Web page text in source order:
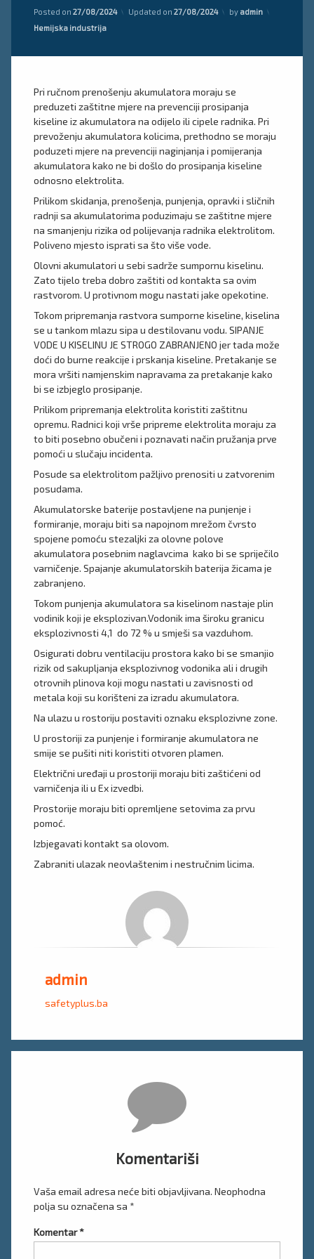
Posted on 27/08/2024 Updated on 27/08/2024 by admin
Kategorije:
Hemijska industrija
Pri ručnom prenošenju akumulatora moraju se
preduzeti zaštitne mjere na prevenciji prosipanja
kiseline iz akumulatora na odijelo ili cipele radnika. Pri
prevoženju akumulatora kolicima, prethodno se moraju
poduzeti mjere na prevenciji naginjanja i pomijeranja
akumulatora kako ne bi došlo do prosipanja kiseline
odnosno elektrolita.
Prilikom skidanja, prenošenja, punjenja, opravki i sličnih
radnji sa akumulatorima poduzimaju se zaštitne mjere
na smanjenju rizika od polijevanja radnika elektrolitom.
Poliveno mjesto isprati sa što više vode.
Olovni akumulatori u sebi sadrže sumpornu kiselinu.
Zato tijelo treba dobro zaštiti od kontakta sa ovim
rastvorom. U protivnom mogu nastati jake opekotine.
Tokom pripremanja rastvora sumporne kiseline, kiselina
se u tankom mlazu sipa u destilovanu vodu. SIPANJE
VODE U KISELINU JE STROGO ZABRANJENO jer tada može
doći do burne reakcije i prskanja kiseline. Pretakanje se
mora vršiti namjenskim napravama za pretakanje kako
bi se izbjeglo prosipanje.
Prilikom pripremanja elektrolita koristiti zaštitnu
opremu. Radnici koji vrše pripreme elektrolita moraju za
to biti posebno obučeni i poznavati način pružanja prve
pomoći u slučaju incidenta.
Posude sa elektrolitom pažljivo prenositi u zatvorenim
posudama.
Akumulatorske baterije postavljene na punjenje i
formiranje, moraju biti sa napojnom mrežom čvrsto
spojene pomoću stezaljki za olovne polove
akumulatora posebnim naglavcima kako bi se spriječilo
varničenje. Spajanje akumulatorskih baterija žicama je
zabranjeno.
Tokom punjenja akumulatora sa kiselinom nastaje plin
vodinik koji je eksplozivan.Vodonik ima široku granicu
eksplozivnosti 4,1 do 72 % u smješi sa vazduhom.
Osigurati dobru ventilaciju prostora kako bi se smanjio
rizik od sakupljanja eksplozivnog vodonika ali i drugih
otrovnih plinova koji mogu nastati u zavisnosti od
metala koji su korišteni za izradu akumulatora.
Na ulazu u rostoriju postaviti oznaku eksplozivne zone.
U prostoriji za punjenje i formiranje akumulatora ne
smije se pušiti niti koristiti otvoren plamen.
Električni uređaji u prostoriji moraju biti zaštićeni od
varničenja ili u Ex izvedbi.
Prostorije moraju biti opremljene setovima za prvu
pomoć.
Izbjegavati kontakt sa olovom.
Zabraniti ulazak neovlaštenim i nestručnim licima.
admin
safetyplus.ba
Komentariši
Vaša email adresa neće biti objavljivana. Neophodna
polja su označena sa *
Komentar*